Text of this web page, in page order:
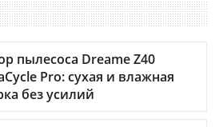
пылесоса Dreame Z40
Pro: сухая и влажная
без усилий